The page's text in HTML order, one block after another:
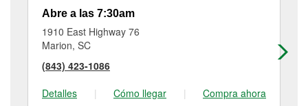
Abre a las 7:30am
1910 East Highway 76
Marion, SC
(843) 423-1086
Detalles
| Cómo llegar | Compra ahora